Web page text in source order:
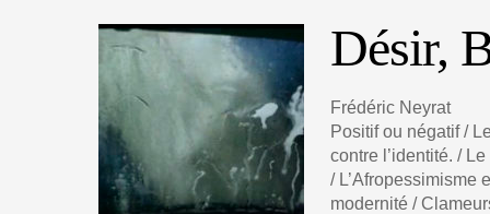
Désir,
Frédéric Neyrat
Positif ou négatif /
contre l’identité. /
/ L’Afropessimisme
modernité /